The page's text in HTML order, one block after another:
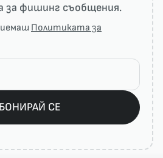
за фишинг съобщения.
Политиката за
СЕ